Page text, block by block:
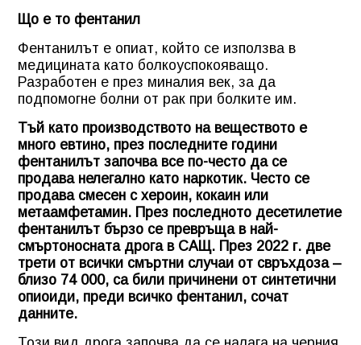
Що е то фентанил
Фентанилът е опиат, който се използва в
медицината като болкоуспокояващо.
Разработен е през миналия век, за да
подпомогне болни от рак при болките им.
Тъй като производството на веществото е
много евтино, през последните години
фентанилът започва все по-често да се
продава нелегално като наркотик. Често се
продава смесен с хероин, кокаин или
метаамфетамин. През последното десетилетие
фентанилът бързо се превръща в най-
смъртоносната дрога в САЩ. През 2022 г. две
трети от всички смъртни случаи от свръхдоза –
близо 74 000, са били причинени от синтетични
опиоиди, преди всичко фентанил, сочат
данните.